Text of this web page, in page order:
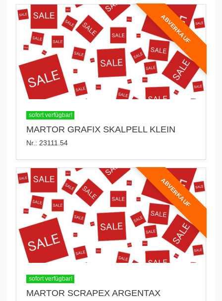
ABVERKAUF
sofort verfügbar!
MARTOR GRAFIX SKALPELL KLEIN
Nr.: 23111.54
ABVERKAUF
sofort verfügbar!
MARTOR SCRAPEX ARGENTAX